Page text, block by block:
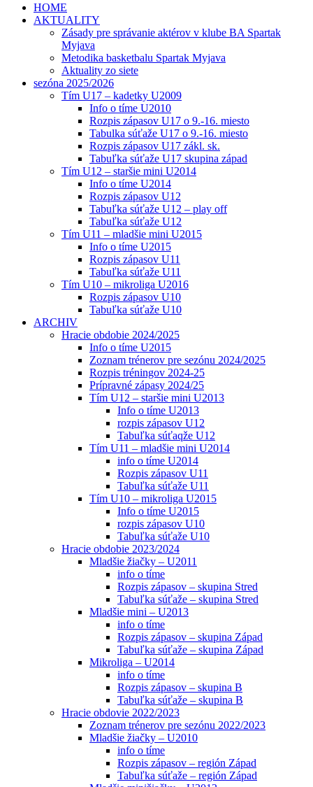
HOME
AKTUALITY
Zásady pre správanie aktérov v klube BA Spartak
Myjava
Metodika basketbalu Spartak Myjava
Aktuality zo siete
sezóna 2025/2026
Tím U17 – kadetky U2009
Info o tíme U2010
Rozpis zápasov U17 o 9.-16. miesto
Tabulka súťaže U17 o 9.-16. miesto
Rozpis zápasov U17 zákl. sk.
Tabuľka súťaže U17 skupina západ
Tím U12 – staršie mini U2014
Info o tíme U2014
Rozpis zápasov U12
Tabuľka súťaže U12 – play off
Tabuľka súťaže U12
Tím U11 – mladšie mini U2015
Info o tíme U2015
Rozpis zápasov U11
Tabuľka súťaže U11
Tím U10 – mikroliga U2016
Rozpis zápasov U10
Tabuľka súťaže U10
ARCHIV
Hracie obdobie 2024/2025
Info o tíme U2015
Zoznam trénerov pre sezónu 2024/2025
Rozpis tréningov 2024-25
Prípravné zápasy 2024/25
Tím U12 – staršie mini U2013
Info o tíme U2013
rozpis zápasov U12
Tabuľka súťaqže U12
Tím U11 – mladšie mini U2014
info o tíme U2014
Rozpis zápasov U11
Tabuľka súťaže U11
Tím U10 – mikroliga U2015
Info o tíme U2015
rozpis zápasov U10
Tabuľka súťaže U10
Hracie obdobie 2023/2024
Mladšie žiačky – U2011
info o tíme
Rozpis zápasov – skupina Stred
Tabuľka súťaže – skupina Stred
Mladšie mini – U2013
info o tíme
Rozpis zápasov – skupina Západ
Tabuľka súťaže – skupina Západ
Mikroliga – U2014
info o tíme
Rozpis zápasov – skupina B
Tabuľka súťaže – skupina B
Hracie obdovie 2022/2023
Zoznam trénerov pre sezónu 2022/2023
Mladšie žiačky – U2010
info o tíme
Rozpis zápasov – región Západ
Tabuľka súťaže – región Západ